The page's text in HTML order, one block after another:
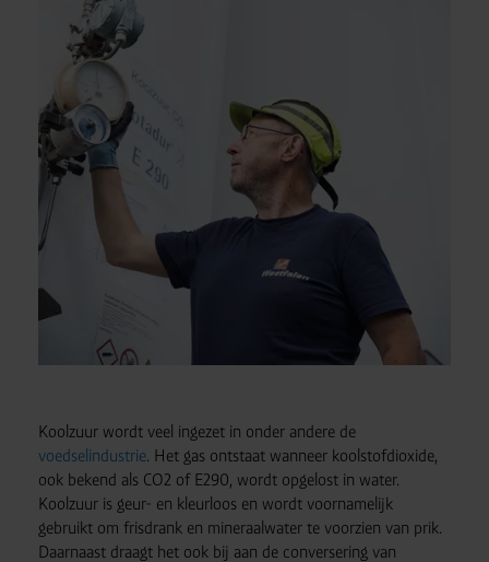
Koolzuur wordt veel ingezet in onder andere de
voedselindustrie. Het gas ontstaat wanneer koolstofdioxide,
ook bekend als CO2 of E290, wordt opgelost in water.
Koolzuur is geur- en kleurloos en wordt voornamelijk
gebruikt om frisdrank en mineraalwater te voorzien van prik.
Daarnaast draagt het ook bij aan de conversering van